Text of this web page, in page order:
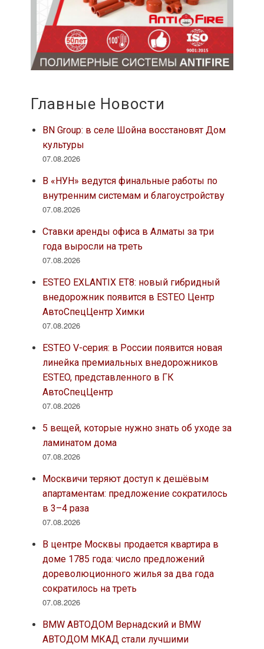
Главные Новости
BN Group: в селе Шойна восстановят Дом
культуры
07.08.2026
В «НУН» ведутся финальные работы по
внутренним системам и благоустройству
07.08.2026
Ставки аренды офиса в Алматы за три
года выросли на треть
07.08.2026
ESTEO EXLANTIX ET8: новый гибридный
внедорожник появится в ESTEO Центр
АвтоСпецЦентр Химки
07.08.2026
ESTEO V-серия: в России появится новая
линейка премиальных внедорожников
ESTEO, представленного в ГК
АвтоСпецЦентр
07.08.2026
5 вещей, которые нужно знать об уходе за
ламинатом дома
07.08.2026
Москвичи теряют доступ к дешёвым
апартаментам: предложение сократилось
в 3–4 раза
07.08.2026
В центре Москвы продается квартира в
доме 1785 года: число предложений
дореволюционного жилья за два года
сократилось на треть
07.08.2026
BMW АВТОДОМ Вернадский и BMW
АВТОДОМ МКАД стали лучшими